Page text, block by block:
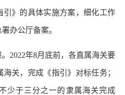
引》的具体实施方案，细化工作
办公厅备案。
年8月底前，各直属海关要
关，完成《指引》对标任务；
少于三分之一的隶属海关完成